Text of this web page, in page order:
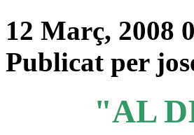
12 Març, 2008
Publicat per
"AL